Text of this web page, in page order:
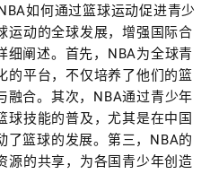
如何通过篮球运动促进青少
运动的全球发展，增强国际合
细阐述。首先，NBA为全球青
的平台，不仅培养了他们的篮
融合。其次，NBA通过青少年
球技能的普及，尤其是在中国
了篮球的发展。第三，NBA的
源的共享，为各国青少年创造